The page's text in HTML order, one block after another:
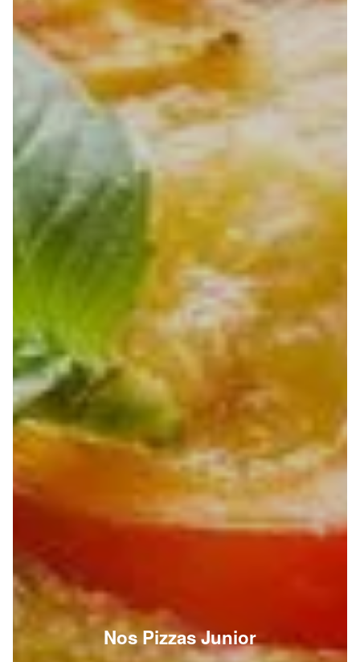
Nos Pizzas Junior